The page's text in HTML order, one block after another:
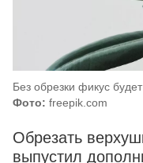
Без обрезки фикус
Фото: freepik.com
Обрезать
выпустил